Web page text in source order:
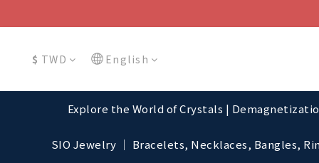
$ TWD English
Explore the World of Crystals |
SIO Jewelry │ Bracelets, Necklaces, Bangles,